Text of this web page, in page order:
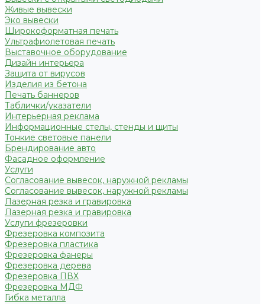
Живые вывески
Эко вывески
Широкоформатная печать
Ультрафиолетовая печать
Выставочное оборудование
Дизайн интерьера
Защита от вирусов
Изделия из бетона
Печать баннеров
Таблички/указатели
Интерьерная реклама
Информационные стелы, стенды и щиты
Тонкие световые панели
Брендирование авто
Фасадное оформление
Услуги
Согласование вывесок, наружной рекламы
Согласование вывесок, наружной рекламы
Лазерная резка и гравировка
Лазерная резка и гравировка
Услуги фрезеровки
Фрезеровка композита
Фрезеровка пластика
Фрезеровка фанеры
Фрезеровка дерева
Фрезеровка ПВХ
Фрезеровка МДФ
Гибка металла